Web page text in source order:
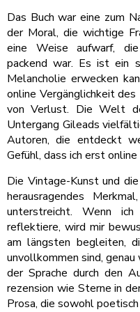
Das Buch war eine zum
der Moral, die wichtige
eine Weise aufwarf,
packend war. Es ist ein
Melancholie erwecken
online Vergänglichkeit
von Verlust. Die Welt
Untergang Gileads
Autoren, die entdeckt
Gefühl, dass ich erst
Die Vintage-Kunst und
herausragendes
unterstreicht. Wenn ich
reflektiere, wird mir
am längsten begleiten,
unvollkommen sind,
der Sprache durch den
rezension wie Sterne in
Prosa, die sowohl